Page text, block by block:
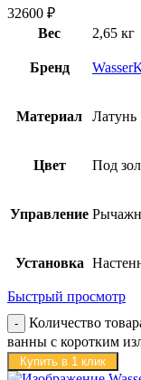
32600 ₽
Вес
2,65 кг
Бренд
Материал Латунь
Цвет Под
Управление
Установка
Быстрый просмотр
Количество
ванны с коротким
Купить в 1 клик